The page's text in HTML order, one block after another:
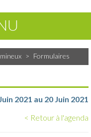
> Formulaires
2021 au 20 Juin 2021
< Retour à l'agenda